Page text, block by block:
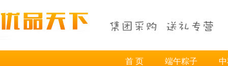
首 页 端午粽子